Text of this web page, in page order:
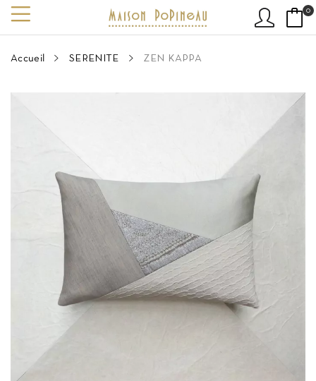
0
Accueil SERENITE ZEN KAPPA